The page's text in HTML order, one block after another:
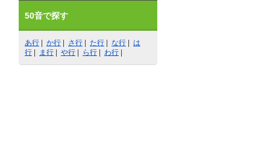
50音で探す
あ行 か行 さ行 た行 な行
は
行
ま行 や行 ら行 わ行